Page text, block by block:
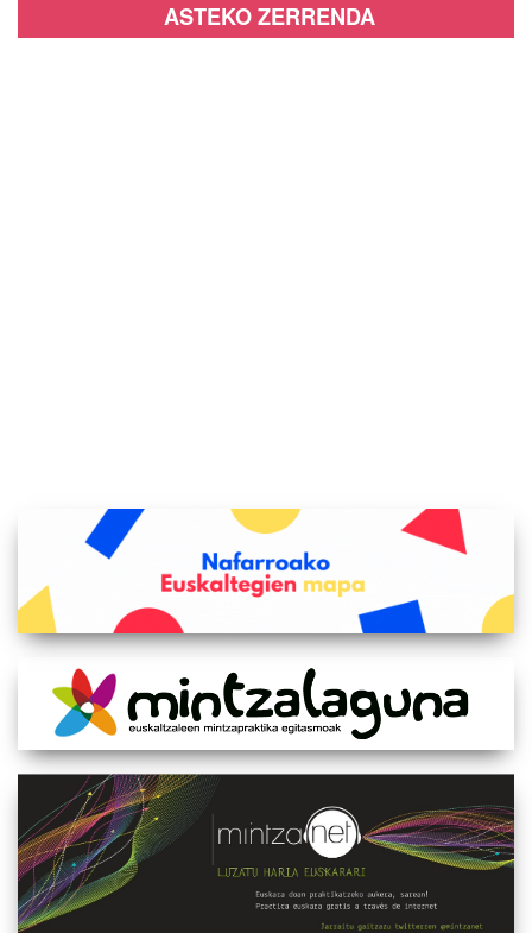
ASTEKO ZERRENDA